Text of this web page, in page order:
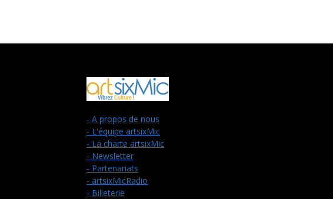
- A propos de nous
- L'équipe artsixMic
- La charte artsixMic
- Newsletter
- Partenariats
- artsixMicRadio
- Billeterie